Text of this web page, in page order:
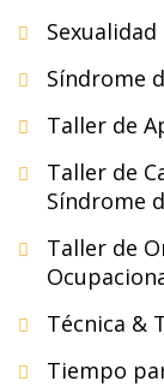
Sexualidad
Síndrome
Taller de
Taller de
Síndrome
Taller de
Técnica &
Tiempo